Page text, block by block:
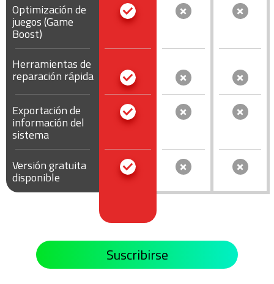
Optimización de
juegos (Game
Boost)
Herramientas de
reparación rápida
Exportación de
información del
sistema
Versión gratuita
disponible
Suscribirse